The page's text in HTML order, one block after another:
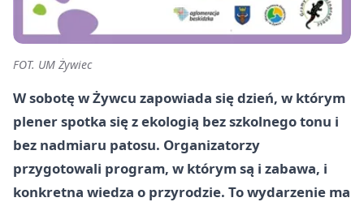
FOT. UM Żywiec
W sobotę w Żywcu zapowiada się dzień, w którym
plener spotka się z ekologią bez szkolnego tonu i
bez nadmiaru patosu. Organizatorzy
przygotowali program, w którym są i zabawa, i
konkretna wiedza o przyrodzie. To wydarzenie ma